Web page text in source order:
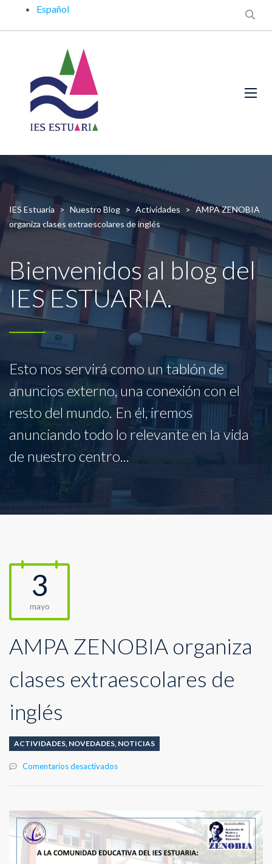
Español
IES Estuaria > Nuestro Blog > Actividades > AMPA ZENOBIA
organiza clases extraescolares de inglés
Bienvenidos al blog del
IES ESTUARIA.
Esto nos servirá como un tablón de
anuncios externo, una conexión con el
resto del mundo. En él, iremos
anunciando todo lo relevante en la vida
de nuestro centro...
3
mayo
AMPA ZENOBIA organiza
clases extraescolares de
inglés
ACTIVIDADES, NOVEDADES, NOTICIAS
Comentarios desactivadosen
AMPA
organiza
clases
extraescolares